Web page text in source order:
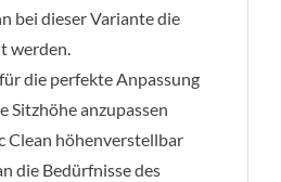
bei dieser Variante die
werden.
die perfekte Anpassung
Sitzhöhe anzupassen
Clean höhenverstellbar
die Bedürfnisse des